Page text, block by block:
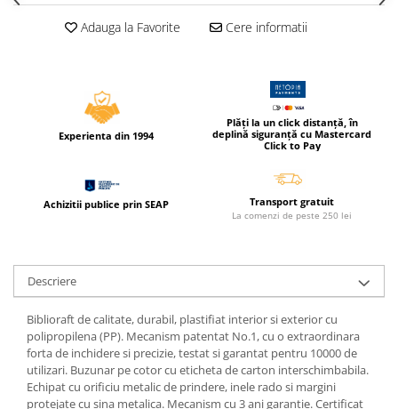
Creioane mecanice si rezerve
Cerneala si rezerva pentru stilou
Creta scolara
sabloane, truse geometrie
Compas scolar
Sabloane
Truse geometrie
Foarfeci
Markere evidentiatoare text
Markere permanente
Adauga la Favorite Cere informatii
Experienta din 1994
Plăți la un click distanță, în
deplină siguranță cu Mastercard
Click to Pay
Achizitii publice prin SEAP Transport gratuit
La comenzi de peste 250 lei
Descriere
Biblioraft de calitate, durabil, plastifiat interior si exterior cu
polipropilena (PP). Mecanism patentat No.1, cu o extraordinara
forta de inchidere si precizie, testat si garantat pentru 10000 de
utilizari. Buzunar pe cotor cu eticheta de carton interschimbabila.
Echipat cu orificiu metalic de prindere, inele rado si margini
protejate cu sina metalica. Mecanism cu 3 ani garantie. Certificat